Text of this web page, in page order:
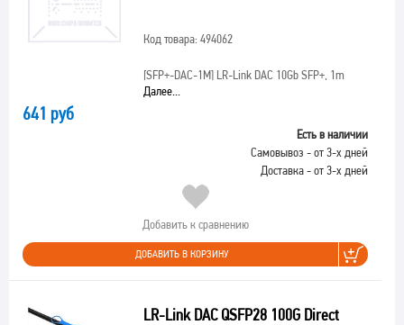
Код товара: 494062
[SFP+-DAC-1M]LR-Link DAC 10Gb SFP+, 1m
Далее...
641 руб
Есть в наличии
Самовывоз - от 3-х дней
Доставка - от 3-х дней
Добавить к сравнению
ДОБАВИТЬ В КОРЗИНУ
LR-Link DAC QSFP28 100G Direct